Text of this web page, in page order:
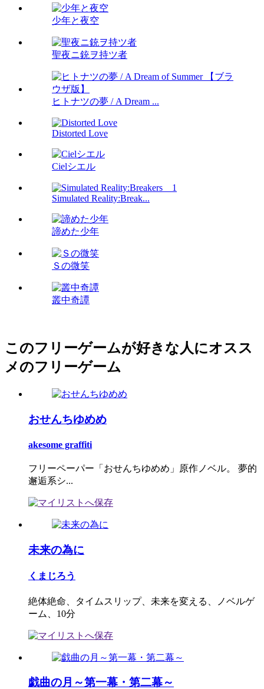
少年と夜空
聖夜ニ銃ヲ持ツ者
ヒトナツの夢 / A Dream ...
Distorted Love
Cielシエル
Simulated Reality:Break...
諦めた少年
Ｓの微笑
叢中奇譚
このフリーゲームが好きな人にオスス
メのフリーゲーム
おせんちゆめめ
akesome graffiti
フリーペーパー「おせんちゆめめ」原作ノベル。 夢的
邂逅系シ...
未来の為に
くまじろう
絶体絶命、タイムスリップ、未来を変える、ノベルゲ
ーム、10分
戯曲の月～第一幕・第二幕～